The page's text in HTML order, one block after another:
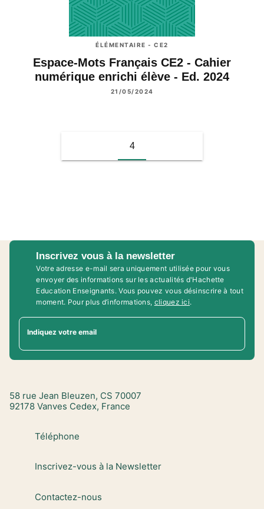
ÉLÉMENTAIRE - CE2
Espace-Mots Français CE2 - Cahier
numérique enrichi élève - Ed. 2024
21/05/2024
4
Inscrivez vous à la newsletter
Votre adresse e-mail sera uniquement utilisée pour vous
envoyer des informations sur les actualités d'Hachette
Education Enseignants. Vous pouvez vous désinscrire à tout
moment. Pour plus d’informations, cliquez ici.
Indiquez votre email
58 rue Jean Bleuzen, CS 70007
92178 Vanves Cedex, France
Téléphone
Inscrivez-vous à la Newsletter
Contactez-nous